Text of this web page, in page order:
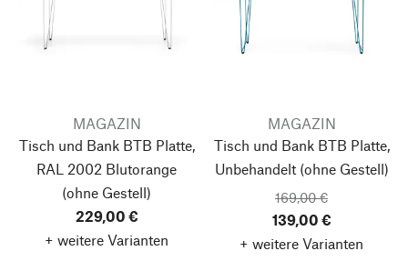
MAGAZIN
Tisch und Bank BTB Platte,
RAL 2002 Blutorange
(ohne Gestell)
229,00 €
+ weitere Varianten
MAGAZIN
Tisch und Bank BTB Platte,
Unbehandelt(ohne Gestell)
169,00 €
139,00 €
+ weitere Varianten